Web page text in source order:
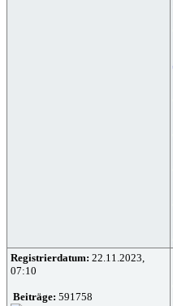
Registrierdatum: 22.11.2023,
07:10
Beiträge: 591758